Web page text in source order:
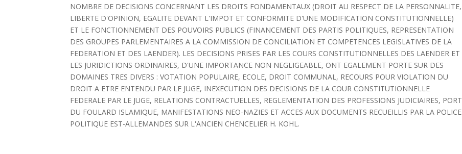
NOMBRE DE DECISIONS CONCERNANT LES DROITS FONDAMENTAUX (DROIT AU RESPECT DE LA PERSONNALITE,
LIBERTE D'OPINION, EGALITE DEVANT L'IMPOT ET CONFORMITE D'UNE MODIFICATION CONSTITUTIONNELLE)
ET LE FONCTIONNEMENT DES POUVOIRS PUBLICS (FINANCEMENT DES PARTIS POLITIQUES, REPRESENTATION
DES GROUPES PARLEMENTAIRES A LA COMMISSION DE CONCILIATION ET COMPETENCES LEGISLATIVES DE LA
FEDERATION ET DES LAENDER). LES DECISIONS PRISES PAR LES COURS CONSTITUTIONNELLES DES LAENDER ET
LES JURIDICTIONS ORDINAIRES, D'UNE IMPORTANCE NON NEGLIGEABLE, ONT EGALEMENT PORTE SUR DES
DOMAINES TRES DIVERS : VOTATION POPULAIRE, ECOLE, DROIT COMMUNAL, RECOURS POUR VIOLATION DU
DROIT A ETRE ENTENDU PAR LE JUGE, INEXECUTION DES DECISIONS DE LA COUR CONSTITUTIONNELLE
FEDERALE PAR LE JUGE, RELATIONS CONTRACTUELLES, REGLEMENTATION DES PROFESSIONS JUDICIAIRES, PORT
DU FOULARD ISLAMIQUE, MANIFESTATIONS NEO-NAZIES ET ACCES AUX DOCUMENTS RECUEILLIS PAR LA POLICE
POLITIQUE EST-ALLEMANDES SUR L'ANCIEN CHENCELIER H. KOHL.